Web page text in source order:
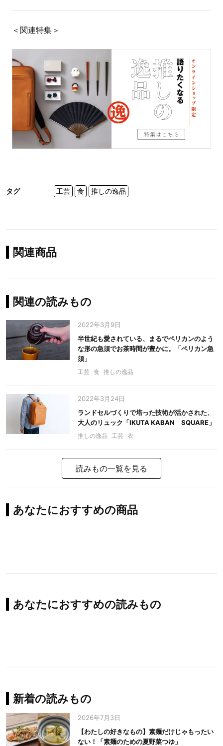
＜関連特集＞
タグ 工芸 食 推しの逸品
関連商品
関連の読みもの
2022年3月9日
半世紀も愛されている、まるでペリカンのよう
な形の急須でお茶時間が豊かに。「ペリカン急
須」
工芸 食 推しの逸品
2022年3月24日
ランドセルづくりで培った技術が活かされた、
大人のリュック「IKUTA KABAN SQUARE」
推しの逸品 工芸 衣
読みもの一覧を見る
あなたにおすすめの商品
あなたにおすすめの読みもの
新着の読みもの
2026年7月3日
【わたしの好きなもの】素麺だけじゃもったい
ない！「素麺のための夏野菜つゆ」